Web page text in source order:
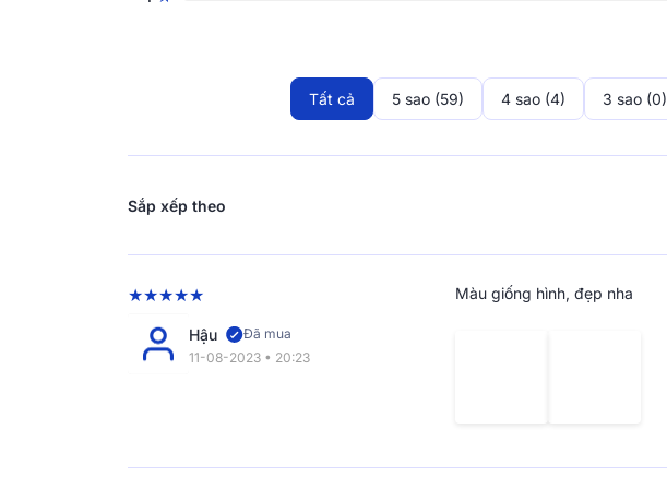
nhận "Giấc ngủ châu Âu" trong tầm nay.
Tất cả 5 sao (59) 4 sao (4) 3 sao (0)
Sắp xếp theo
Hậu
Đã mua
11-08-2023 • 20:23
Màu giống hình, đẹp nha